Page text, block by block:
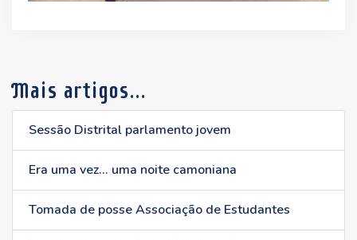
Mais artigos...
Sessão Distrital parlamento jovem
Era uma vez... uma noite camoniana
Tomada de posse Associação de Estudantes